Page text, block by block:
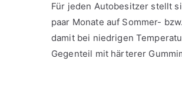
Für jeden Autobesitzer stellt
paar Monate auf Sommer-
damit bei niedrigen
Gegenteil mit härterer